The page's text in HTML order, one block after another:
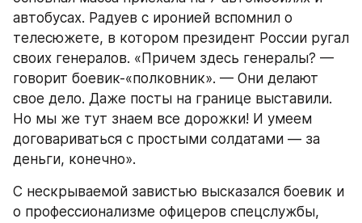
автобусах. Радуев с иронией вспомнил о
телесюжете, в котором президент России ругал
своих генералов. «Причем здесь генералы? —
говорит боевик-«полковник». — Они делают
свое дело. Даже посты на границе выставили.
Но мы же тут знаем все дорожки! И умеем
договариваться с простыми солдатами — за
деньги, конечно».
С нескрываемой завистью высказался боевик и
о профессионализме офицеров спецслужбы,